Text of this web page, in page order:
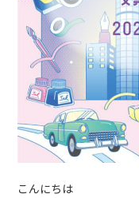
こんにちは